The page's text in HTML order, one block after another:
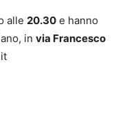
alle 20.30 e hanno
in via Francesco